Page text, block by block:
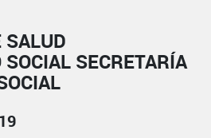
SALUD
SECRETARÍA